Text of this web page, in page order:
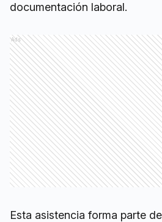
documentación laboral.
Ads
Esta asistencia forma parte